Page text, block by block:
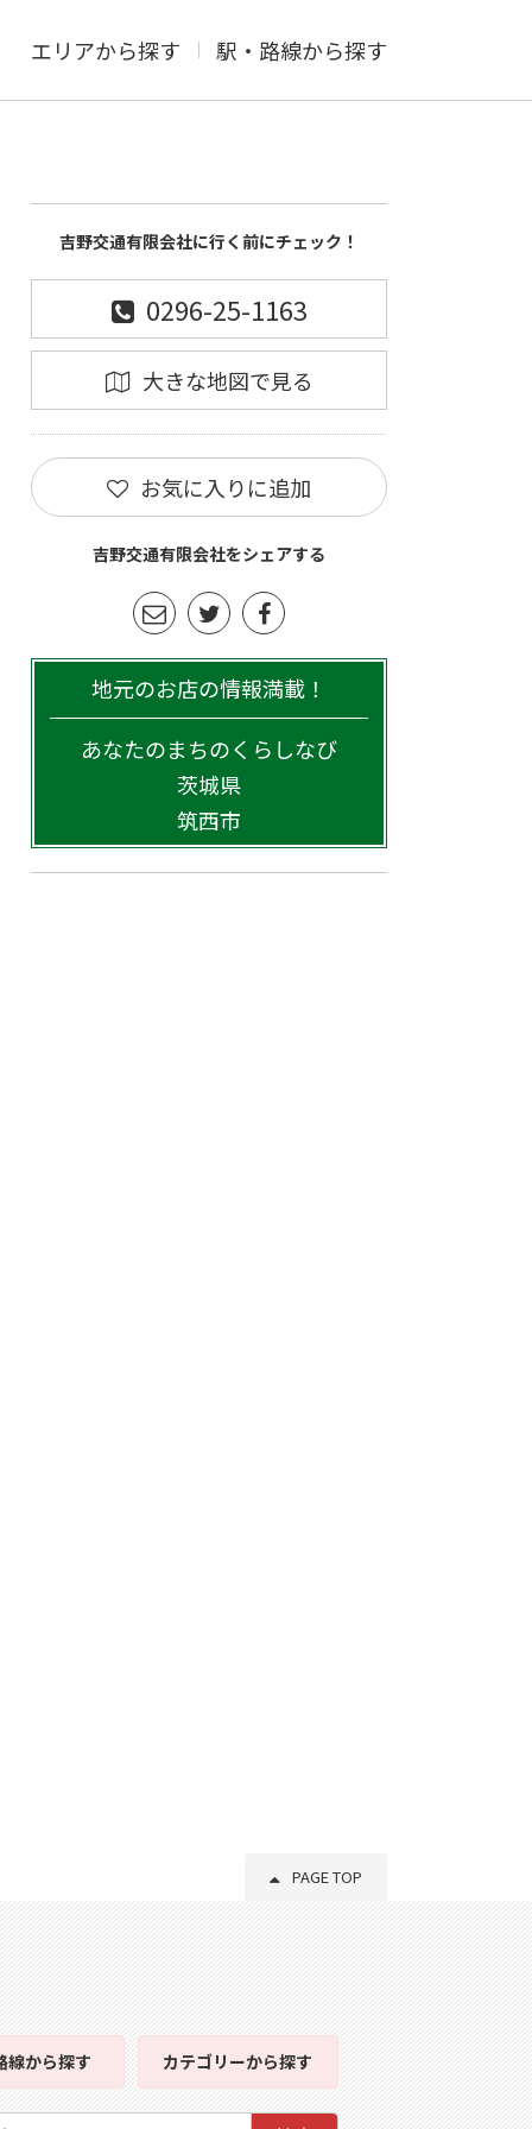
エリアから探す 駅・路線から探す
吉野交通有限会社に行く前にチェック！
0296-25-1163
大きな地図で見る
お気に入りに追加
吉野交通有限会社をシェアする
地元のお店の情報満載！
あなたのまちのくらしなび
茨城県
筑西市
PAGE TOP
線から探す カテゴリーから探す